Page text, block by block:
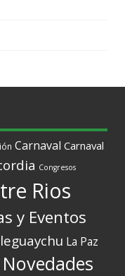
Carnaval Carnaval
Congresos
Rios
y Eventos
La Paz
Novedades